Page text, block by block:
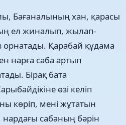
Бағаналының хан, қарасы
ел жиналып, жылап-
орнатады. Қарабай құдама
нарға саба артып
Бірақ бата
өзі келіп
көріп, мені жұтатын
сабаның бәрін